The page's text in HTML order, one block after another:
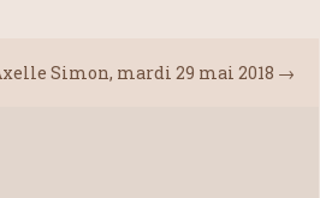
Simon, mardi 29 mai 2018 →